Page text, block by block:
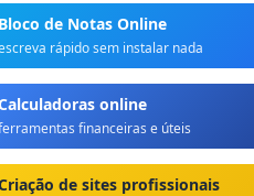
de Notas Online
rápido sem instalar nada
online
financeiras e úteis
de sites profissionais